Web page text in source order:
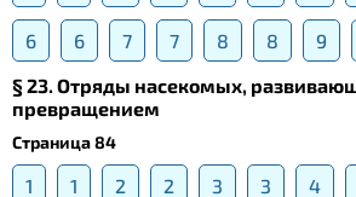
6 6 7 7 8 8 9
§ 23. Отряды насекомых,
превращением
Страница 84
1 1 2 2 3 3 4